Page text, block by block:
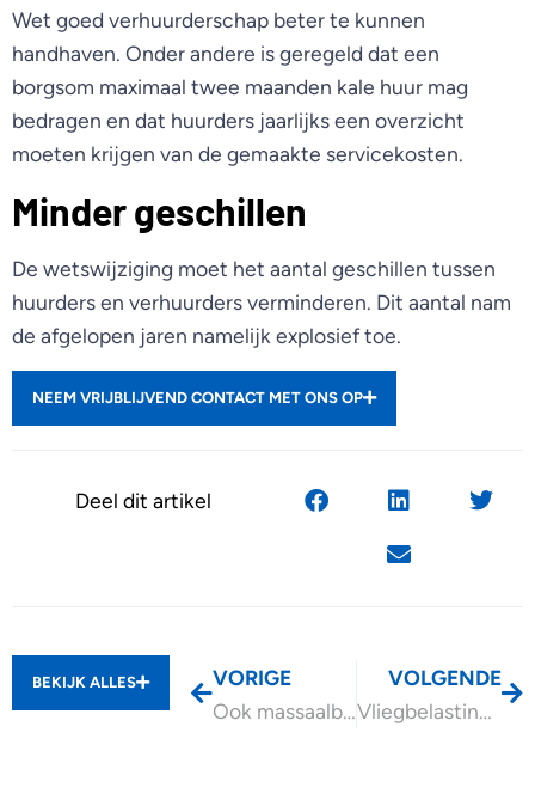
Wet goed verhuurderschap beter te kunnen
handhaven. Onder andere is geregeld dat een
borgsom maximaal twee maanden kale huur mag
bedragen en dat huurders jaarlijks een overzicht
moeten krijgen van de gemaakte servicekosten.
Minder geschillen
De wetswijziging moet het aantal geschillen tussen
huurders en verhuurders verminderen. Dit aantal nam
de afgelopen jaren namelijk explosief toe.
NEEM VRIJBLIJVEND CONTACT MET ONS OP
Deel dit artikel
BEKIJK ALLES
VORIGE
Ook massaalbezwaarprocedure voor belastingrente IB
VOLGENDE
Vliegbelasting afhankelijk van afstand vanaf 2027